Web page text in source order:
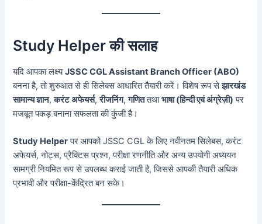
Study Helper की सलाह
यदि आपका लक्ष्यJSSC CGL Assistant Branch Officer (ABO)
बनना है, तो शुरुआत से ही सिलेबस आधारित तैयारी करें। विशेष रूप सेझारखंड
सामान्य ज्ञान,करंट अफेयर्स,रीजनिंग,गणिततथाभाषा (हिन्दी एवं अंग्रेज़ी) पर
मजबूत पकड़ बनाना सफलता की कुंजी है।
Study Helperपर आपको JSSC CGL के लिए नवीनतम सिलेबस, करंट
अफेयर्स, नोट्स, प्रैक्टिस प्रश्न, परीक्षा रणनीति और अन्य उपयोगी अध्ययन
सामग्री नियमित रूप से उपलब्ध कराई जाती है, जिससे आपकी तैयारी अधिक
प्रभावी और परीक्षा-केंद्रित बन सके।